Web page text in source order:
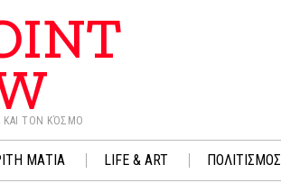
ΚΑΙ ΤΟΝ ΚΌΣΜΟ
ΜΑΤΙΑ LIFE & ART ΠΟΛΙΤΙΣΜΟΣ